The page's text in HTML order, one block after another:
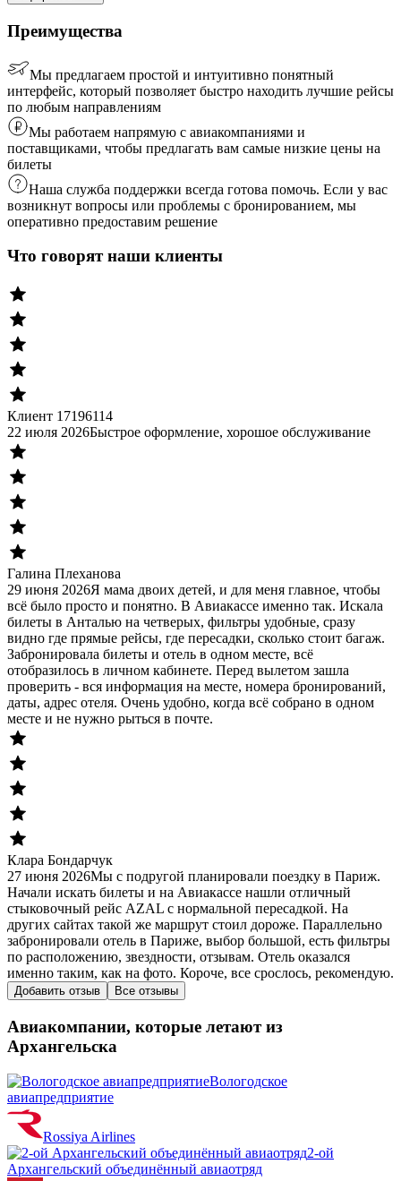
Преимущества
Мы предлагаем простой и интуитивно понятный
интерфейс, который позволяет быстро находить лучшие рейсы
по любым направлениям
Мы работаем напрямую с авиакомпаниями и
поставщиками, чтобы предлагать вам самые низкие цены на
билеты
Наша служба поддержки всегда готова помочь. Если у вас
возникнут вопросы или проблемы с бронированием, мы
оперативно предоставим решение
Что говорят наши клиенты
Клиент 17196114
22 июля 2026Быстрое оформление, хорошое обслуживание
Галина Плеханова
29 июня 2026Я мама двоих детей, и для меня главное, чтобы
всё было просто и понятно. В Авиакассе именно так. Искала
билеты в Анталью на четверых, фильтры удобные, сразу
видно где прямые рейсы, где пересадки, сколько стоит багаж.
Забронировала билеты и отель в одном месте, всё
отобразилось в личном кабинете. Перед вылетом зашла
проверить - вся информация на месте, номера бронирований,
даты, адрес отеля. Очень удобно, когда всё собрано в одном
месте и не нужно рыться в почте.
Клара Бондарчук
27 июня 2026Мы с подругой планировали поездку в Париж.
Начали искать билеты и на Авиакассе нашли отличный
стыковочный рейс AZAL с нормальной пересадкой. На
других сайтах такой же маршрут стоил дороже. Параллельно
забронировали отель в Париже, выбор большой, есть фильтры
по расположению, звездности, отзывам. Отель оказался
именно таким, как на фото. Короче, все срослось, рекомендую.
Добавить отзыв Все отзывы
Авиакомпании, которые летают из
Архангельска
Вологодское
авиапредприятие
Rossiya Airlines
2-ой
Архангельский объединённый авиаотряд